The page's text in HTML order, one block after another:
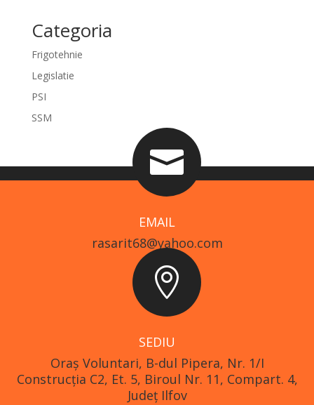
Categoria
Frigotehnie
Legislatie
PSI
SSM

EMAIL
rasarit68@yahoo.com

SEDIU
Oraş Voluntari, B-dul Pipera, Nr. 1/I
Construcția C2, Et. 5, Biroul Nr. 11, Compart. 4,
Județ Ilfov